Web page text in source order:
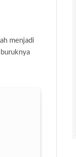
menjadi